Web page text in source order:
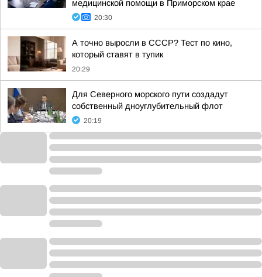
медицинской помощи в Приморском крае
20:30
А точно выросли в СССР? Тест по кино,
который ставят в тупик
20:29
Для Северного морского пути создадут
собственный дноуглубительный флот
20:19